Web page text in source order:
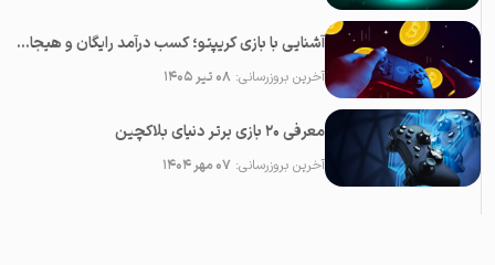
آشنایی با بازی کریپتو؛ کسب درآمد رایگان و هیجان انگیز
آخرین بروزرسانی:۰۸ تیر ۱۴۰۵
معرفی ۲۰ بازی برتر دنیای بلاکچین
آخرین بروزرسانی:۰۷ مهر ۱۴۰۴